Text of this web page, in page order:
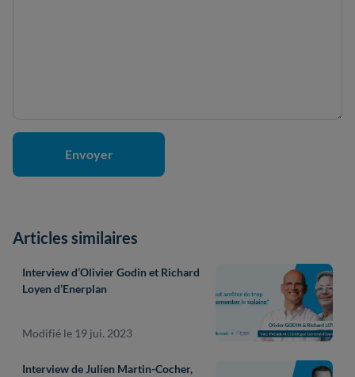
Articles similaires
Interview d’Olivier Godin et Richard
Loyen d’Enerplan
Modifié le 19 jui. 2023
Interview de Julien Martin-Cocher,